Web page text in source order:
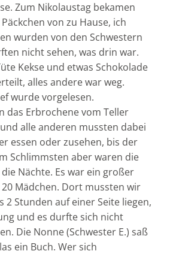
Zum Nikolaustag bekamen
von zu Hause, ich
wurden von den Schwestern
nicht sehen, was drin war.
Kekse und etwas Schokolade
alles andere war weg.
wurde vorgelesen.
das Erbrochene vom Teller
alle anderen mussten dabei
essen oder zusehen, bis der
Schlimmsten aber waren die
Nächte. Es war ein großer
20 Mädchen. Dort mussten wir
2 Stunden auf einer Seite liegen,
und es durfte sich nicht
Die Nonne (Schwester E.) saß
ein Buch. Wer sich